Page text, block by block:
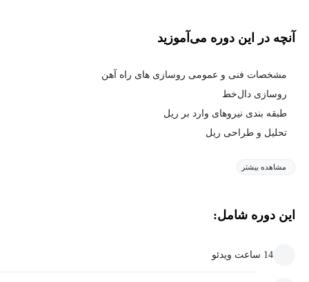
آنچه در این دوره می‌آموزید
مشخصات فنی و عمومی روسازی های راه آهن
روسازی دال‌خط
طبقه بندی نیروهای وارد بر ریل
تحلیل و طراحی ریل
مشاهده بیشتر
این دوره شامل:
14 ساعت ویدئو